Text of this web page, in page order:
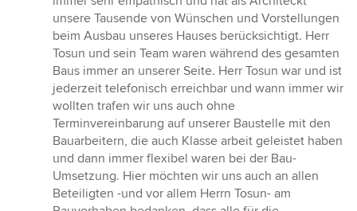
unsere Tausende von Wünschen und Vorstellungen
beim Ausbau unseres Hauses berücksichtigt. Herr
Tosun und sein Team waren während des gesamten
Baus immer an unserer Seite. Herr Tosun war und ist
jederzeit telefonisch erreichbar und wann immer wir
wollten trafen wir uns auch ohne
Terminvereinbarung auf unserer Baustelle mit den
Bauarbeitern, die auch Klasse arbeit geleistet haben
und dann immer flexibel waren bei der Bau-
Umsetzung. Hier möchten wir uns auch an allen
Beteiligten -und vor allem Herrn Tosun- am